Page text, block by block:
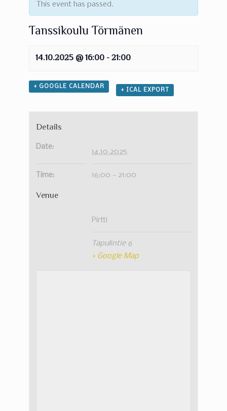
This event has passed.
Tanssikoulu Törmänen
14.10.2025 @ 16:00- 21:00
+ GOOGLE CALENDAR
+ ICAL EXPORT
Details
Date:
14.10.2025
Time: 16:00 - 21:00
Venue
Pirtti
Tapulintie 6
+ Google Map